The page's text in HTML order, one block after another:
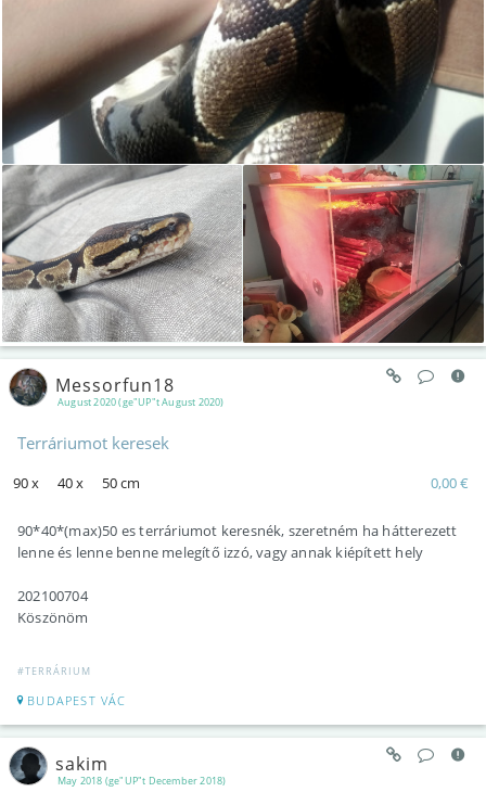
August 2020 (ge"UP"t August 2020)
Messorfun18
Terráriumot keresek
90 x 40 x 50 cm 0,00 €
90*40*(max)50 es terráriumot keresnék, szeretném ha hátterezett
lenne és lenne benne melegítő izzó, vagy annak kiépített hely
202100704
Köszönöm
#TERRÁRIUM
BUDAPEST VÁC
May 2018 (ge"UP"t December 2018)
sakim